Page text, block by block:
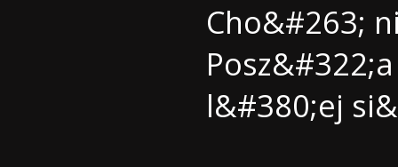
Cho&#263;
l&#380;ej